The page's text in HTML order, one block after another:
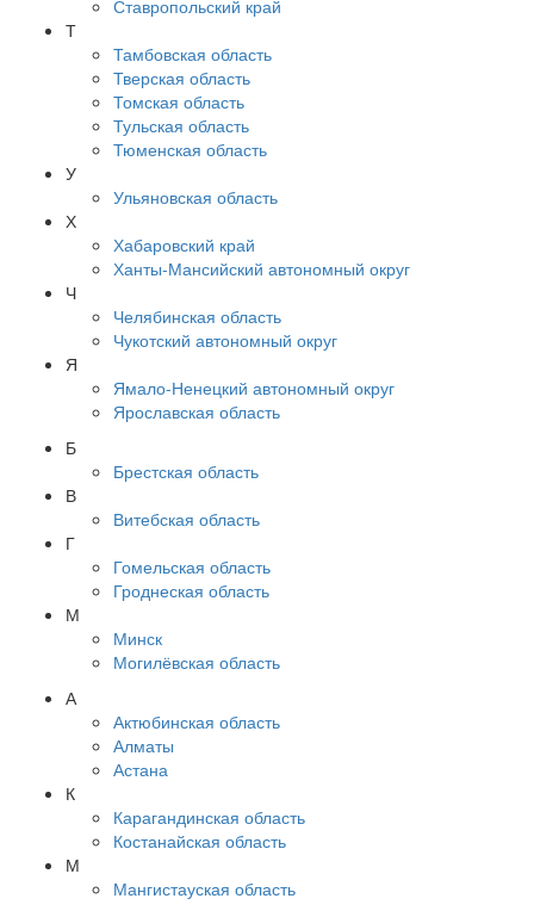
Ставропольский край
Т
Тамбовская область
Тверская область
Томская область
Тульская область
Тюменская область
У
Ульяновская область
Х
Хабаровский край
Ханты-Мансийский автономный округ
Ч
Челябинская область
Чукотский автономный округ
Я
Ямало-Ненецкий автономный округ
Ярославская область
Б
Брестская область
В
Витебская область
Г
Гомельская область
Гроднеская область
М
Минск
Могилёвская область
А
Актюбинская область
Алматы
Астана
К
Карагандинская область
Костанайская область
М
Мангистауская область